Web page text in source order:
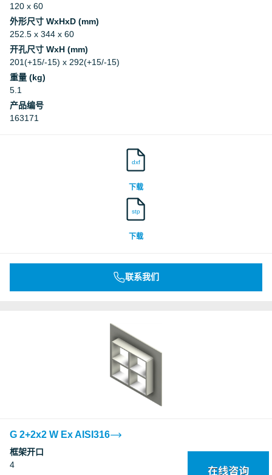
120 x 60
外形尺寸 WxHxD (mm)
252.5 x 344 x 60
开孔尺寸 WxH (mm)
201(+15/-15) x 292(+15/-15)
重量 (kg)
5.1
产品编号
163171
dxf
下载
stp
下载
联系我们
G 2+2x2 W Ex AISI316
框架开口
4